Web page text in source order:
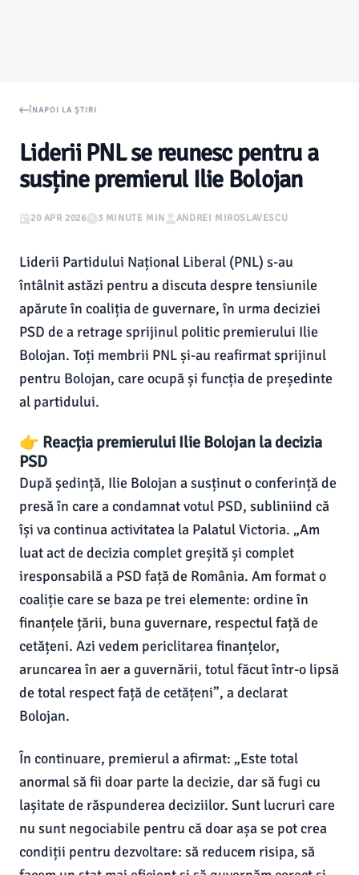
ÎNAPOI LA ȘTIRI
Liderii PNL se reunesc pentru a
susține premierul Ilie Bolojan
20 APR 2026 3 MINUTE MIN ANDREI MIROSLAVESCU
Liderii Partidului Național Liberal (PNL) s-au
întâlnit astăzi pentru a discuta despre tensiunile
apărute în coaliția de guvernare, în urma deciziei
PSD de a retrage sprijinul politic premierului Ilie
Bolojan. Toți membrii PNL și-au reafirmat sprijinul
pentru Bolojan, care ocupă și funcția de președinte
al partidului.
👉 Reacția premierului Ilie Bolojan la decizia
PSD
După ședință, Ilie Bolojan a susținut o conferință de
presă în care a condamnat votul PSD, subliniind că
își va continua activitatea la Palatul Victoria. „Am
luat act de decizia complet greșită și complet
iresponsabilă a PSD față de România. Am format o
coaliție care se baza pe trei elemente: ordine în
finanțele țării, buna guvernare, respectul față de
cetățeni. Azi vedem periclitarea finanțelor,
aruncarea în aer a guvernării, totul făcut într-o lipsă
de total respect față de cetățeni”, a declarat
Bolojan.
În continuare, premierul a afirmat: „Este total
anormal să fii doar parte la decizie, dar să fugi cu
lașitate de răspunderea deciziilor. Sunt lucruri care
nu sunt negociabile pentru că doar așa se pot crea
condiții pentru dezvoltare: să reducem risipa, să